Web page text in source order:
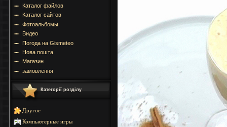
Каталог файлов
Каталог сайтов
Фотоальбомы
Видео
Погода на Gismeteo
Нова пошта
Магазин
замовлення
Категорії розділу
Другое
Компьютерные игры